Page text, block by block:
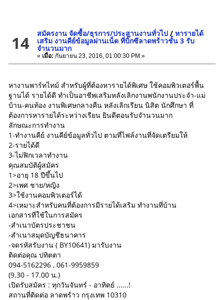
14 สมัครงาน จัดซื้อ/ธุรการ/ประสานงานทั่วไป /หารายได้
เสริม งานคีย์ข้อมูลผ่านเน็ต ที่บิ๊กซีลาดพร้าวชั้น 3 รับ
จำนวนมาก
« เมื่อ: กันยายน 23, 2016, 01:00:30 PM »
หางานพาร์ทไทม์ สำหรับผู้ที่ต้องหารายได้พิเศษ ใช้คอมพิวเตอร์พื้น
ฐานได้ รายได้ดี ทำเป็นอาชีพเสริมหลังเลิกงานพนักงานประจำ-แม่
บ้าน-คนท้อง งานพิเศษกลางคืน หลังเลิกเรียน นิสิต นักศึกษา ที่
ต้องการหารายได้ระหว่างเรียน ยินดีตอนรับจำนวนมาก
ลักษณะการทำงาน
1-ทำงานคีย์ งานคีย์ข้อมูลทั่วไป ตามที่ไฟล์งานที่จัดเตรียมให้
2-รายได้ดี
3-ไม่ฟิกเวลาทำงาน
คุณสมบัติผู้สมัคร
1>อายุ 18 ปีขึ้นไป
2>เพศ ชาย/หญิง
3>ใช้งานคอมพิวเตอร์ได้
4>เหมาะสำหรับคนที่ต้องการมีรายได้เสริม ทำงานที่บ้าน
เอกสารที่ใช้ในการสมัคร
-สำเนาบัตรประชาชน
-สำเนาสมุดบัญชีธนาคาร
-จดรหัสรับงาน ( BY10641) มารับงาน
ติดต่อคุณ ปทิตตา
094-5162296 , 061-9959859
(9.30 - 17.00 น.)
เปิดรับสมัคร : ทุกวันจันทร์ - อาทิตย์ ......!
สถานที่ติดต่อ ลาดพร้าว กรุงเทพ 10310